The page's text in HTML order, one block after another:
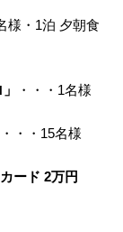
様・1泊 夕朝食
・・・1名様
・・・15名様
ード 2万円